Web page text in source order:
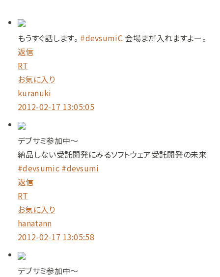
もうすぐ話します。 #devsumiC 会場まだ入れますよー。
返信
RT
お気に入り
kuranuki
2012-02-17 13:05:05
デブサミ参加中～
納品しない受託開発にみるソフトウェア受託開発の未来
#devsumic #devsumi
返信
RT
お気に入り
hanatann
2012-02-17 13:05:58
デブサミ参加中～